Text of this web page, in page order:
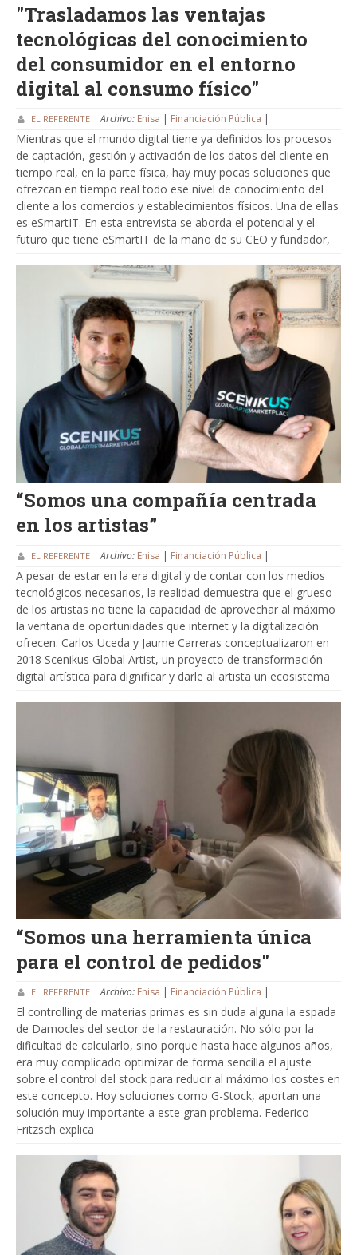
"Trasladamos las ventajas
tecnológicas del conocimiento
del consumidor en el entorno
digital al consumo físico"
EL REFERENTE Archivo: Enisa | Financiación Pública |
Mientras que el mundo digital tiene ya definidos los procesos
de captación, gestión y activación de los datos del cliente en
tiempo real, en la parte física, hay muy pocas soluciones que
ofrezcan en tiempo real todo ese nivel de conocimiento del
cliente a los comercios y establecimientos físicos. Una de ellas
es eSmartIT. En esta entrevista se aborda el potencial y el
futuro que tiene eSmartIT de la mano de su CEO y fundador,
“Somos una compañía centrada
en los artistas”
EL REFERENTE Archivo: Enisa | Financiación Pública |
A pesar de estar en la era digital y de contar con los medios
tecnológicos necesarios, la realidad demuestra que el grueso
de los artistas no tiene la capacidad de aprovechar al máximo
la ventana de oportunidades que internet y la digitalización
ofrecen. Carlos Uceda y Jaume Carreras conceptualizaron en
2018 Scenikus Global Artist, un proyecto de transformación
digital artística para dignificar y darle al artista un ecosistema
“Somos una herramienta única
para el control de pedidos"
EL REFERENTE Archivo: Enisa | Financiación Pública |
El controlling de materias primas es sin duda alguna la espada
de Damocles del sector de la restauración. No sólo por la
dificultad de calcularlo, sino porque hasta hace algunos años,
era muy complicado optimizar de forma sencilla el ajuste
sobre el control del stock para reducir al máximo los costes en
este concepto. Hoy soluciones como G-Stock, aportan una
solución muy importante a este gran problema. Federico
Fritzsch explica